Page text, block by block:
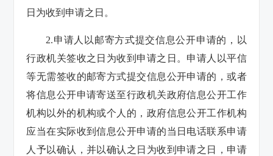
日为收到申请之日。
2.申请人以邮寄方式提交信息公开申请的，以
行政机关签收之日为收到申请之日。申请人以平信
等无需签收的邮寄方式提交信息公开申请的，或者
将信息公开申请寄送至行政机关政府信息公开工作
机构以外的机构或个人的，政府信息公开工作机构
应当在实际收到信息公开申请的当日电话联系申请
人予以确认，并以确认之日为收到申请之日，申请